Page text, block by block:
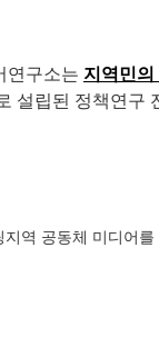
연구소는 지역민
설립된 정책연구
역 공동체 미디어